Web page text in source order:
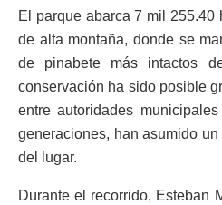
El parque abarca 7 mil 255.40
de alta montaña, donde se
de pinabete más intactos
conservación ha sido posible
entre autoridades
generaciones, han asumido
del lugar.
Durante el recorrido, Esteban